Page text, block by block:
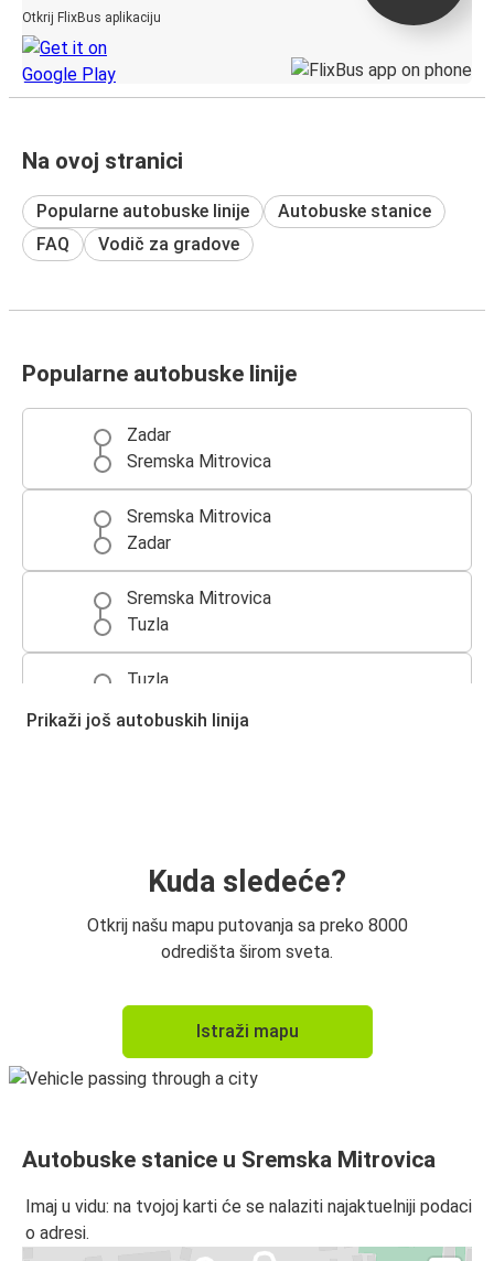
Otkrij FlixBus aplikaciju
Na ovoj stranici
Popularne autobuske linije
Autobuske stanice
FAQ
Vodič za gradove
Popularne autobuske linije
Zadar
Sremska Mitrovica
Sremska Mitrovica
Zadar
Sremska Mitrovica
Tuzla
Tuzla
Slunj
Slunj
Sremska Mitrovica
Sremska Mitrovica
Benkovac
Prikaži još autobuskih linija
Kuda sledeće?
Otkrij našu mapu putovanja sa preko 8000
odredišta širom sveta.
Istraži mapu
Autobuske stanice u Sremska Mitrovica
Imaj u vidu: na tvojoj karti će se nalaziti najaktuelniji podaci
o adresi.